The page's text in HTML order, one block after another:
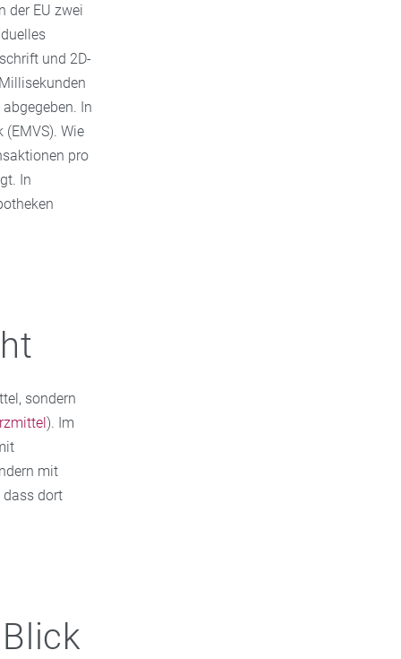
der EU zwei
und 2D-
In
Wie
pro
In
sondern
). Im
mit
dass dort